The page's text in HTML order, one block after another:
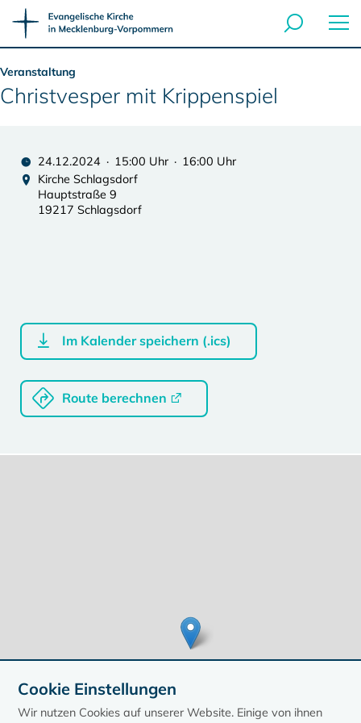
Veranstaltung
Christvesper mit Krippenspiel
24.12.2024 · 15:00 Uhr · 16:00 Uhr
Kirche Schlagsdorf
Hauptstraße 9
19217 Schlagsdorf
Im Kalender speichern (.ics)
Route berechnen
Cookie Einstellungen
Wir nutzen Cookies auf unserer Website. Einige von ihnen